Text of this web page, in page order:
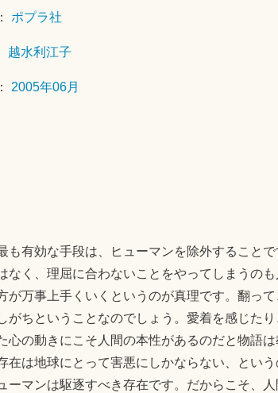
ポプラ社
越水利江子
2005年06月
も有効な手段は、ヒューマンを除外すること
く、理屈に合わないことをやってしまうのも
が万事上手くいくというのが真理です。翻って
がちということなのでしょう。愛着を感じた
心の動きにこそ人間の本性があるのだと物語
在は地球にとって害悪にしかならない、という
ーマンは駆逐すべき存在です。だからこそ、